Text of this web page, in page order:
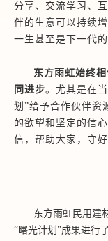
分享、交流学习、
伴的生意可以持续
一生甚至是下一代的
东方雨虹始终
同进步。尤其是在
划”给予合作伙伴资
的欲望和坚定的信
信，帮助大家，守
东方雨虹民用建
“曙光计划”成果进行